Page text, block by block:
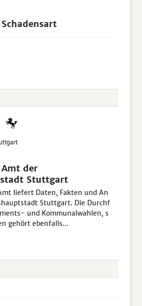
der
Stuttgart
liefert Daten, Fakten und An
Stuttgart. Die Durchf
und Kommunalwahlen, s
gehört ebenfalls...